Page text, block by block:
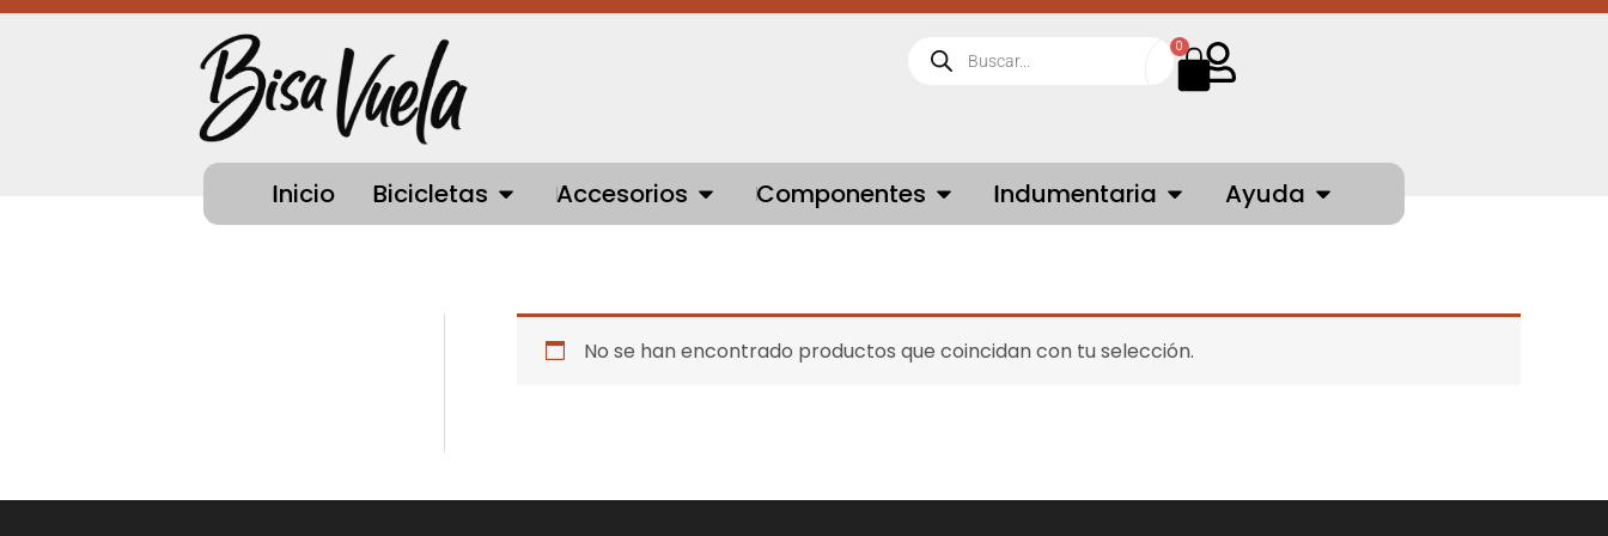
Ir
de
productos
0
Cart
Inicio Bicicletas OPEN BICICLETAS
Accesorios OPEN ACCESORIOS
Componentes OPEN COMPONENTES
Indumentaria OPEN INDUMENTARIA
Ayuda
No se han encontrado productos que coincidan con tu selección.